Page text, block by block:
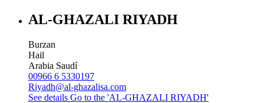
AL-GHAZALI RIYADH
Burzan
Hail
Arabia Saudí
00966 6 5330197
Riyadh@al-ghazalisa.com
See details Go to the 'AL-GHAZALI RIYADH'